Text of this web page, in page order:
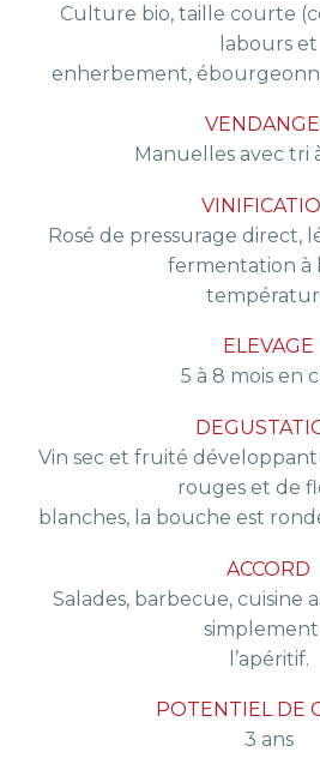
Culture bio, taille courte
labours et
enherbement,
Manuelles avec tri
Rosé de pressurage direct,
fermentation à
ELEVAGE
5 à 8 mois en
Vin sec et fruité
rouges et de
blanches, la bouche est
ACCORD
Salades, barbecue, cuisine
simplement
l’apéritif.
POTENTIEL DE
3 ans